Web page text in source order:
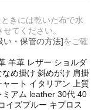
きには乾いた布で水
てください。
い・保管の方法]をご確
羊革 レザー ショルダ
め掛け 斜めがけ 肩掛
ート イタリアン 上質
ミアム leather 30代 40
イズブルー キプロス